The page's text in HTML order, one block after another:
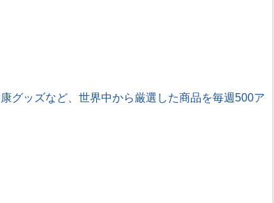
グッズなど、世界中から厳選した商品を毎週500ア